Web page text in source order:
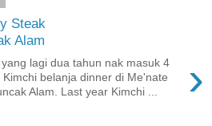
Steak
Alam
›
lagi dua tahun nak masuk 4
belanja dinner di Me'nate
Alam. Last year Kimchi ...